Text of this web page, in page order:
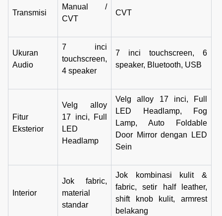
Transmisi
Manual /
CVT
CVT
Ukuran
Audio
7 inci
touchscreen,
4 speaker
7 inci touchscreen, 6
speaker, Bluetooth, USB
Fitur
Eksterior
Velg alloy
17 inci, Full
LED
Headlamp
Velg alloy 17 inci, Full
LED Headlamp, Fog
Lamp, Auto Foldable
Door Mirror dengan LED
Sein
Interior
Jok fabric,
material
standar
Jok kombinasi kulit &
fabric, setir half leather,
shift knob kulit, armrest
belakang